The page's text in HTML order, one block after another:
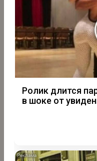
Ролик длится
в шоке от